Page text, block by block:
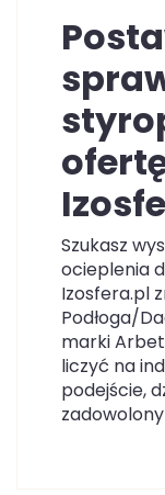
Szukasz
ocieplenia
Izosfera.pl
Podłoga/
marki
liczyć na
podejście,